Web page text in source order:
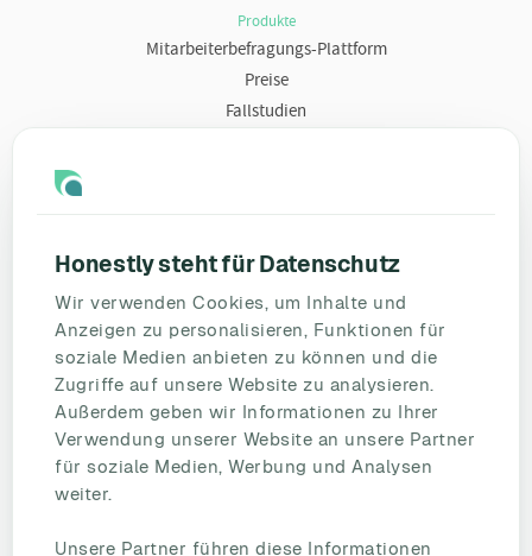
Honestly steht für Datenschutz
Wir verwenden Cookies, um Inhalte und
Anzeigen zu personalisieren, Funktionen für
soziale Medien anbieten zu können und die
Zugriffe auf unsere Website zu analysieren.
Außerdem geben wir Informationen zu Ihrer
Verwendung unserer Website an unsere Partner
für soziale Medien, Werbung und Analysen
weiter.
Unsere Partner führen diese Informationen
Produkte
Mitarbeiterbefragungs-Plattform
Preise
Fallstudien
Umfragevorlagen
Mitarbeiterbefragung
Mitarbeiterzufriedenheit
eNPS
Employee Engagement
Status Page
Unternehmen